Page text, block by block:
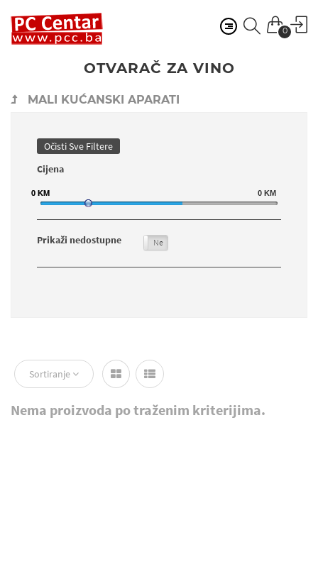
0
OTVARAČ ZA VINO
MALI KUĆANSKI APARATI
Očisti Sve Filtere
Cijena
0 KM
0 KM
0 KM
Prikaži nedostupne Ne
Sortiranje
Nema proizvoda po traženim kriterijima.